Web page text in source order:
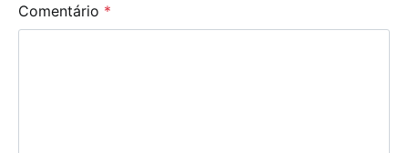
Comentário *